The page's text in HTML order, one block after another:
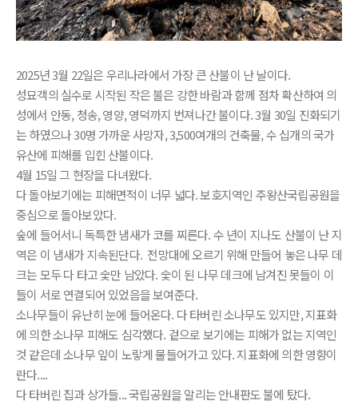
2025년 3월 22일은 우리나라에서 가장 큰 산불이 난 날이다.
성묘객의 실수로 시작된 작은 불은 강한 바람과 함께 점차 확산하여 의
성에서 안동, 청송, 영양, 영덕까지 번져나간 불이다. 3월 30일 진화되기
는 하였으나 30명 가까운 사망자, 3,500여개의 건축물, 수 십개의 국가
유산에 피해를 입힌 산불이다.
4월 15일 그 현장을 다녀왔다.
다 돌아보기에는 피해면적이 너무 넓다. 보호지역인 주왕산국립공원을
중심으로 돌아보았다.
숲에 들어서니 독특한 냄새가 코를 찌른다. 수 년이 지나도 산불이 난 지
역은 이 냄새가 지속된단다. 전망대에 오르기 위해 만들어 놓은 나무 데
크는 모두 다 타고 숯만 남았다. 숯이 된 나무 데크에 남겨진 못들이 이
들이 서로 연결되어 있었음을 보여준다.
소나무들이 유난히 눈에 들어온다. 다 타버린 소나무도 있지만, 지표화
에 의한 소나무 피해도 심각했다. 겉으로 보기에는 피해가 없는 지역인
것 같은데 소나무 잎이 노랗게 물들어가고 있다. 지표화에 의한 영향이
란다....
다 타버린 집과 상가들... 국립공원을 알리는 안내판도 불에 탔다.